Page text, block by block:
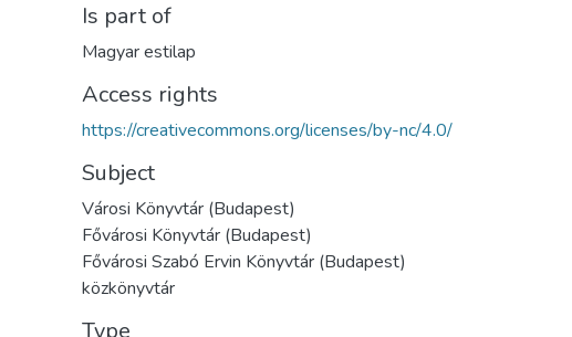
Is part of
Magyar estilap
Access rights
https://creativecommons.org/licenses/by-nc/4.0/
Subject
Városi Könyvtár (Budapest)
Fővárosi Könyvtár (Budapest)
Fővárosi Szabó Ervin Könyvtár (Budapest)
közkönyvtár
Type